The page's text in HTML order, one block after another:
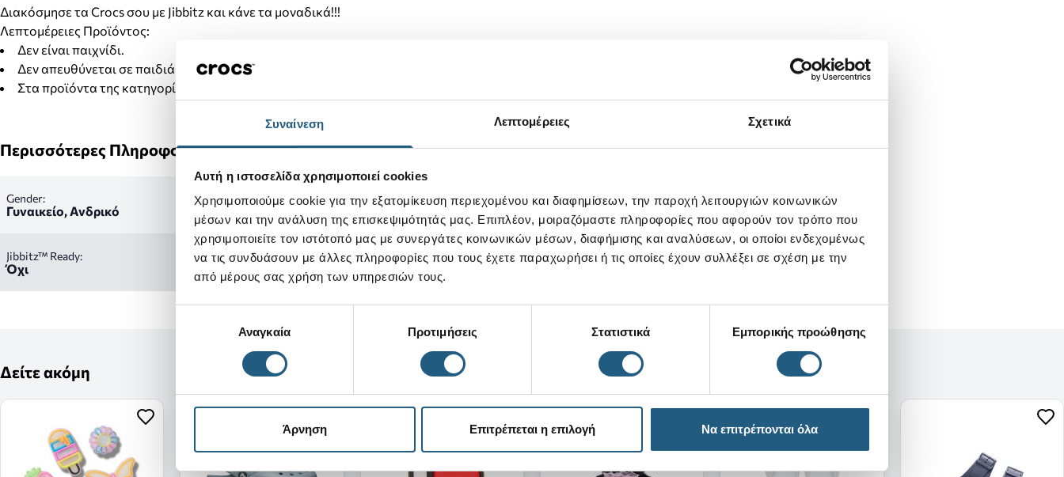
Συναίνεση Λεπτομέρειες Σχετικά
Αυτή η ιστοσελίδα χρησιμοποιεί cookies
Χρησιμοποιούμε cookie για την εξατομίκευση περιεχομένου και διαφημίσεων, την παροχή λειτουργιών κοινωνικών
μέσων και την ανάλυση της επισκεψιμότητάς μας. Επιπλέον, μοιραζόμαστε πληροφορίες που αφορούν τον τρόπο που
χρησιμοποιείτε τον ιστότοπό μας με συνεργάτες κοινωνικών μέσων, διαφήμισης και αναλύσεων, οι οποίοι ενδεχομένως
να τις συνδυάσουν με άλλες πληροφορίες που τους έχετε παραχωρήσει ή τις οποίες έχουν συλλέξει σε σχέση με την
από μέρους σας χρήση των υπηρεσιών τους.
συγκατάθεσηςΑναγκαία Προτιμήσεις Στατιστικά Εμπορικής προώθησης
Άρνηση Επιτρέπεται η επιλογή Να επιτρέπονται όλα
Διακόσμησε τα Crocs σου με Jibbitz και κάνε τα μοναδικά!!!
Λεπτομέρειες Προϊόντος:
Δεν είναι παιχνίδι.
Δεν απευθύνεται σε παιδιά κάτω των 3 ετών.
Στα προϊόντα της κατηγορίας Jibbitz δεν γίνονται αλλαγές και επιστροφές.
Περισσότερες Πληροφορίες
Gender:
Γυναικείο, Ανδρικό
Jibbitz™ Ready:
Όχι
Δείτε ακόμη